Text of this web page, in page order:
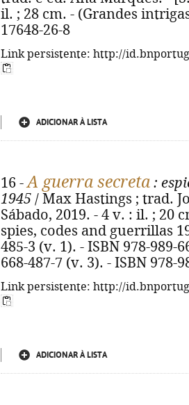
il. ; 28 cm. - (Grandes
17648-26-8
Link persistente: http://
ADICIONAR À LISTA
16 -A guerra secreta :
1945 / Max Hastings ; trad.
Sábado, 2019. - 4 v. : il. ; 20
spies, codes and guerrillas
485-3 (v. 1). - ISBN 978-989-
668-487-7 (v. 3). - ISBN 978-
Link persistente: http://
ADICIONAR À LISTA